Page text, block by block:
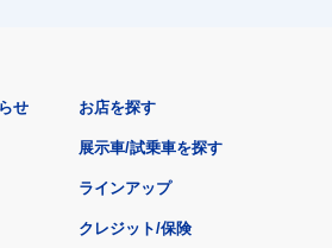
せ お店を探す
展示車/試乗車を探す
ラインアップ
クレジット/保険